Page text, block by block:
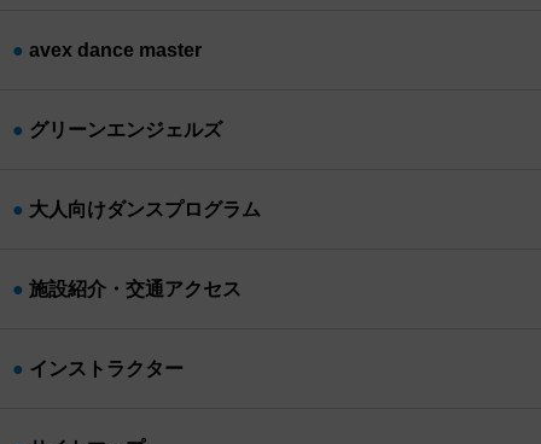
avex dance master
グリーンエンジェルズ
大人向けダンスプログラム
施設紹介・交通アクセス
インストラクター